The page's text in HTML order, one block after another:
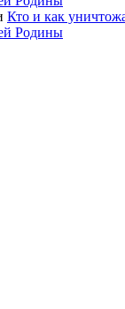
Кто и как
Родины